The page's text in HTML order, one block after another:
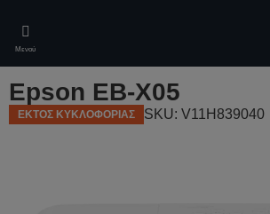
main
content
Μενού
Epson EB-X05
ΕΚΤΟΣ ΚΥΚΛΟΦΟΡΙΑΣ SKU: V11H839040